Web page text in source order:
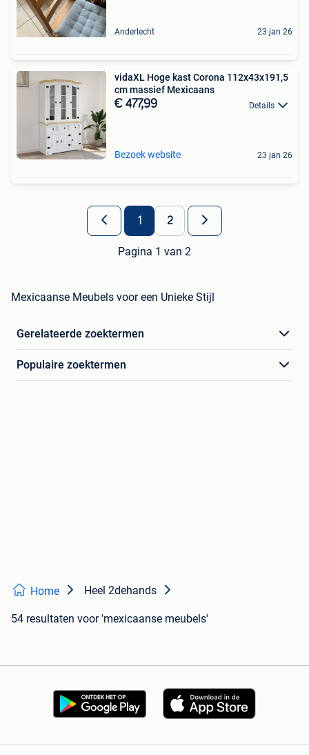
Anderlecht 23 jan 26
vidaXL Hoge kast Corona 112x43x191,5
cm massief Mexicaans
€ 477,99 Details
Bezoek website 23 jan 26
1 2
Pagina 1 van 2
Mexicaanse Meubels voor een Unieke Stijl
Gerelateerde zoektermen
Populaire zoektermen
Home Heel 2dehands
54 resultaten voor 'mexicaanse meubels'